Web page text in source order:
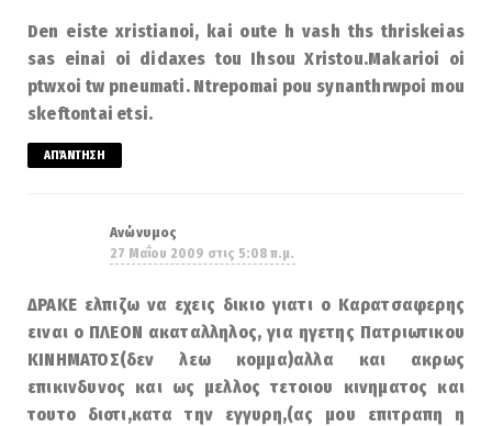
Den eiste xristianoi, kai oute h vash ths thriskeias
sas einai oi didaxes tou Ihsou Xristou.Makarioi oi
ptwxoi tw pneumati. Ntrepomai pou synanthrwpoi mou
skeftontai etsi.
ΑΠΆΝΤΗΣΗ
Ανώνυμος
27 Μαΐου 2009 στις 5:08 π.μ.
ΔΡΑΚΕ ελπιζω να εχεις δικιο γιατι ο Καρατσαφερης
ειναι ο ΠΛΕΟΝ ακαταλληλος, για ηγετης Πατριωτικου
ΚΙΝΗΜΑΤΟΣ(δεν λεω κομμα)αλλα και ακρως
επικινδυνος και ως μελλος τετοιου κινηματος και
τουτο διοτι,κατα την εγγυρη,(ας μου επιτραπη η